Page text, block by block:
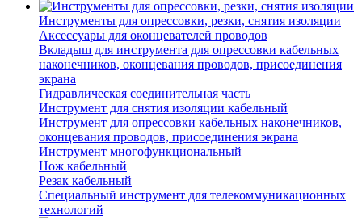
Инструменты для опрессовки, резки, снятия изоляции
Аксессуары для оконцевателей проводов
Вкладыш для инструмента для опрессовки кабельных
наконечников, оконцевания проводов, присоединения
экрана
Гидравлическая соединительная часть
Инструмент для снятия изоляции кабельный
Инструмент для опрессовки кабельных наконечников,
оконцевания проводов, присоединения экрана
Инструмент многофункциональный
Нож кабельный
Резак кабельный
Специальный инструмент для телекоммуникационных
технологий